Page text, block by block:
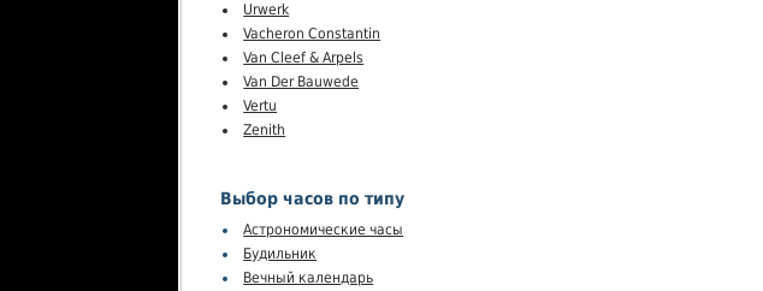
Urwerk
Vacheron Constantin
Van Cleef & Arpels
Van Der Bauwede
Vertu
Zenith
Выбор часов по типу
Астрономические часы
Будильник
Вечный календарь